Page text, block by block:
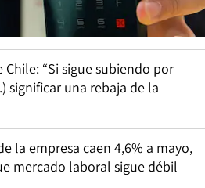
“Si sigue subiendo por
significar una rebaja de la
la empresa caen 4,6% a mayo,
mercado laboral sigue débil